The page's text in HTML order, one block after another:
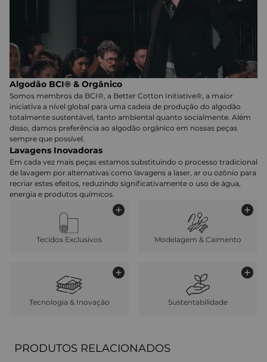
Algodão BCI® & Orgânico
Somos membros da BCI®, a Better Cotton Initiative®, a maior
iniciativa a nível global para uma cadeia de produção do algodão
totalmente sustentável, tanto ambiental quanto socialmente. Além
disso, damos preferência ao algodão orgânico em nossas peças
sempre que possível.
Lavagens Inovadoras
Em cada vez mais peças estamos substituindo o processo tradicional
de lavagem por alternativas como lavagens a laser, ar ou ozônio para
recriar estes efeitos, reduzindo significativamente o uso de água,
energia e produtos químicos.
Tecidos Exclusivos Modelagem & Caimento
Tecnologia & Inovação Sustentabilidade
PRODUTOS RELACIONADOS